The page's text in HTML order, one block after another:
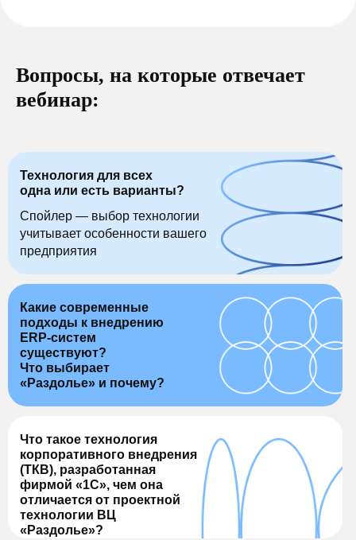
Вопросы, на которые отвечает
вебинар:
Спойлер — выбор технологии
учитывает особенности вашего
предприятия
Технология для всех
одна или есть варианты?
Какие современные
подходы к внедрению
ERP-систем
существуют?
Что выбирает
«Раздолье» и почему?
Что такое технология
корпоративного внедрения
(ТКВ), разработанная
фирмой «1С», чем она
отличается от проектной
технологии ВЦ
«Раздолье»?